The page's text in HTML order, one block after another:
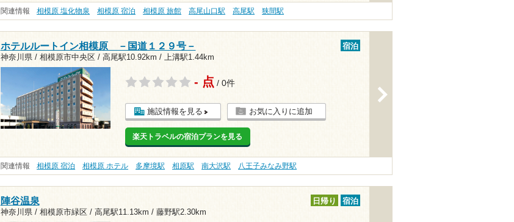
関連情報 相模原 塩化物泉 相模原 宿泊 相模原 旅館 高尾山口駅 高尾駅 狭間駅
ホテルルートイン相模原 －国道１２９号－
神奈川県 / 相模原市中央区 / 高尾駅10.92km / 上溝駅1.44km
宿泊
- 点 / 0件
施設情報を見る お気に入りに追加
楽天トラベルの宿泊プランを見る
関連情報 相模原 宿泊 相模原 ホテル 多摩境駅 相原駅 南大沢駅 八王子みなみ野駅
陣谷温泉
神奈川県 / 相模原市緑区 / 高尾駅11.13km / 藤野駅2.30km
日帰り 宿泊